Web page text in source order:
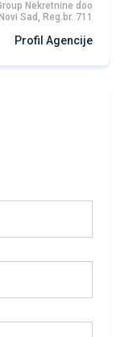
Nekretnine doo
Novi Sad, Reg.br. 711
Profil Agencije